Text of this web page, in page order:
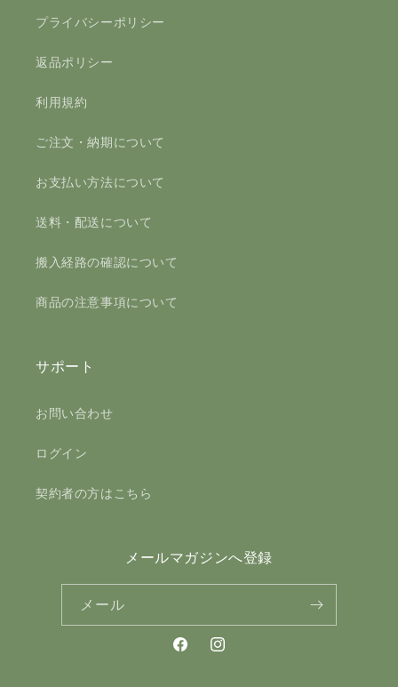
プライバシーポリシー
返品ポリシー
利用規約
ご注文・納期について
お支払い方法について
送料・配送について
搬入経路の確認について
商品の注意事項について
サポート
お問い合わせ
ログイン
契約者の方はこちら
メールマガジンへ登録
メール
FacebookInstagram